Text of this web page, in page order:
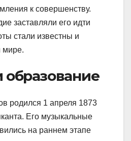
к совершенству.
заставляли его идти
стали известны и
мире.
образование
родился 1 апреля 1873
Его музыкальные
на раннем этапе